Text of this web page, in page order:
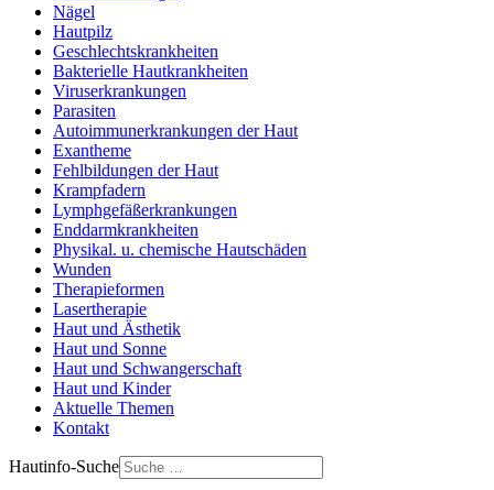
Nägel
Hautpilz
Geschlechtskrankheiten
Bakterielle Hautkrankheiten
Viruserkrankungen
Parasiten
Autoimmunerkrankungen der Haut
Exantheme
Fehlbildungen der Haut
Krampfadern
Lymphgefäßerkrankungen
Enddarmkrankheiten
Physikal. u. chemische Hautschäden
Wunden
Therapieformen
Lasertherapie
Haut und Ästhetik
Haut und Sonne
Haut und Schwangerschaft
Haut und Kinder
Aktuelle Themen
Kontakt
Hautinfo-Suche